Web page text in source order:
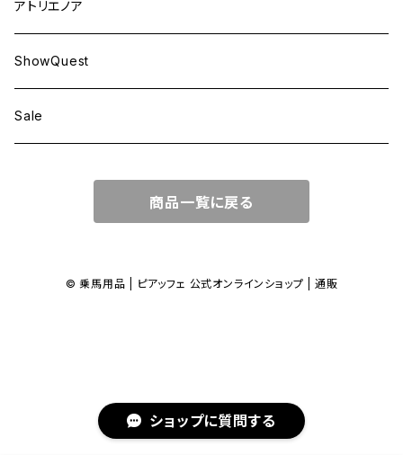
ショップに質問する
アトリエノア
ShowQuest
Sale
商品一覧に戻る
© 乗馬用品 | ピアッフェ 公式オンラインショップ | 通販